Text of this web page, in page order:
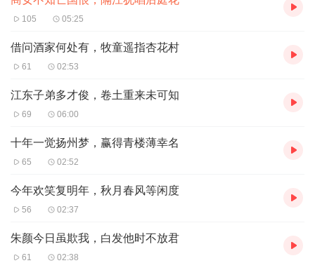
105 05:25
借问酒家何处有，牧童遥指杏花村
61 02:53
江东子弟多才俊，卷土重来未可知
69 06:00
十年一觉扬州梦，赢得青楼薄幸名
65 02:52
今年欢笑复明年，秋月春风等闲度
56 02:37
朱颜今日虽欺我，白发他时不放君
61 02:38